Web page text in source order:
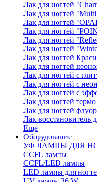
Лак для ногтей
Лак для ногтей
Лак для ногтей
Лак для ногтей
Лак для ногтей
Лак для ногтей
Лак для ногтей
Лак для ногтей
Лак для ногтей с
Лак для ногтей с
Лак для ногтей с
Лак для ногтей термо
Лак для ногтей
Лак-восстановитель
Еще
Оборудование
УФ ЛАМПЫ ДЛЯ
CCFL лампы
CCFL/LED лампы
LED лампы для